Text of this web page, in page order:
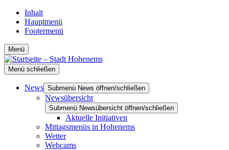
Inhalt
Hauptmenü
Footermenü
Menü
Menü schließen
News Submenü News öffnen/schließen
Newsübersicht
Submenü Newsübersicht öffnen/schließen
Aktuelle Initiativen
Mittagsmenüs in Hohenems
Wetter
Webcams